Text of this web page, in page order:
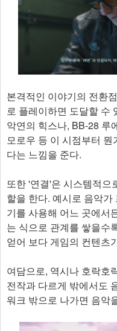
본격적인 이야기의 전환
로 플레이하면 도달할 수
악연의 힉스나, BB-28 루
모로우 등 이 시점부터
다는 느낌을 준다.
또한 '연결'은 시스템적으
할을 한다. 예시로 음악
기를 사용해 어느 곳에서
는 식으로 관계를 쌓을수
얻어 보다 게임의 컨텐츠
여담으로, 역시나 호락호
전작과 다르게 밖에서도
워크 밖으로 나가면 음악